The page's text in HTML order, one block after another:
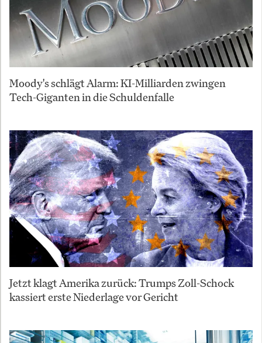
Moody's schlägt Alarm: KI-Milliarden zwingen
Tech-Giganten in die Schuldenfalle
Jetzt klagt Amerika zurück: Trumps Zoll-Schock
kassiert erste Niederlage vor Gericht